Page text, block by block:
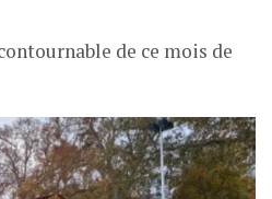
de ce mois de